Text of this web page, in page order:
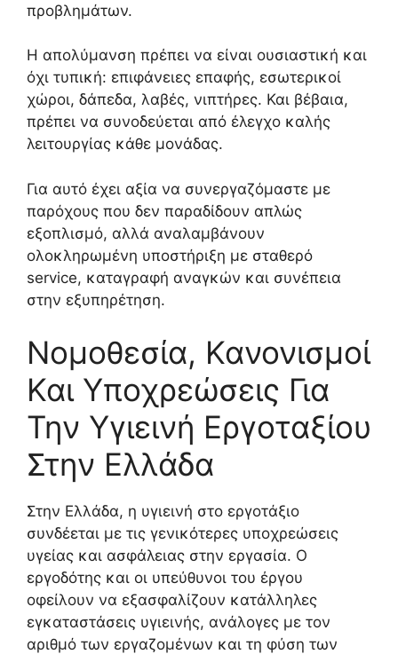
προβλημάτων.
Η απολύμανση πρέπει να είναι ουσιαστική και
όχι τυπική: επιφάνειες επαφής, εσωτερικοί
χώροι, δάπεδα, λαβές, νιπτήρες. Και βέβαια,
πρέπει να συνοδεύεται από έλεγχο καλής
λειτουργίας κάθε μονάδας.
Για αυτό έχει αξία να συνεργαζόμαστε με
παρόχους που δεν παραδίδουν απλώς
εξοπλισμό, αλλά αναλαμβάνουν
ολοκληρωμένη υποστήριξη με σταθερό
service, καταγραφή αναγκών και συνέπεια
στην εξυπηρέτηση.
Νομοθεσία, Κανονισμοί
Και Υποχρεώσεις Για
Την Υγιεινή Εργοταξίου
Στην Ελλάδα
Στην Ελλάδα, η υγιεινή στο εργοτάξιο
συνδέεται με τις γενικότερες υποχρεώσεις
υγείας και ασφάλειας στην εργασία. Ο
εργοδότης και οι υπεύθυνοι του έργου
οφείλουν να εξασφαλίζουν κατάλληλες
εγκαταστάσεις υγιεινής, ανάλογες με τον
αριθμό των εργαζομένων και τη φύση των